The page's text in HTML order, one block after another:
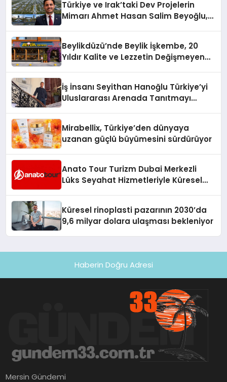
Türkiye ve Irak’taki Dev Projelerin
Mimarı Ahmet Hasan Salim Beyoğlu,
Hayata Geçirecek
Beylikdüzü’nde Beylik İşkembe, 20
Yıldır Kalite ve Lezzetin Değişmeyen
İş İnsanı Seyithan Hanoğlu Türkiye’yi
Uluslararası Arenada Tanıtmayı
Mirabellix, Türkiye’den dünyaya
uzanan güçlü büyümesini sürdürüyor
Anato Tour Turizm Dubai Merkezli
Lüks Seyahat Hizmetleriyle Küresel
Küresel rinoplasti pazarının 2030’da
9,6 milyar dolara ulaşması bekleniyor
Haberin Doğru Adresi
Mersin Gündemi